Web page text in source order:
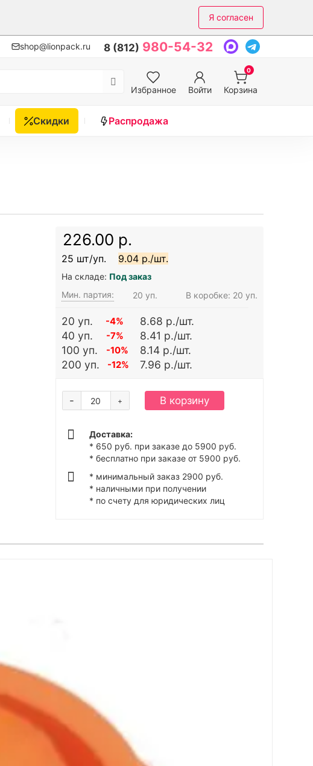
Я согласен
shop@lionpack.ru 8 (812) 980-54-32
Избранное Войти
0
Корзина
Скидки Распродажа
226.00 р.
25 шт/уп. 9.04 р./шт.
На складе: Под заказ
Мин. партия:
20 уп. В коробке: 20 уп.
20 уп. -4%
8.68 р./шт.
40 уп.
-7%
8.41 р./шт.
100 уп.
-10%
8.14 р./шт.
200 уп.
-12% 7.96 р./шт.
+
- В корзину
Доставка:
* 650 руб. при заказе до 5900 руб.
* бесплатно при заказе от 5900 руб.
* минимальный заказ 2900 руб.
* наличными при получении
* по счету для юридических лиц